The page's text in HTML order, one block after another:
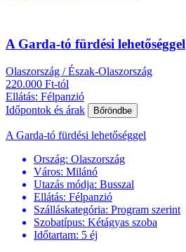
A Garda-tó fürdési lehetőséggel
Olaszország / Észak-Olaszország
220.000 Ft-tól
Ellátás: Félpanzió
Időpontok és árak
Bőröndbe
A Garda-tó fürdési lehetőséggel
Ország: Olaszország
Város: Milánó
Utazás módja: Busszal
Ellátás: Félpanzió
Szálláskategória: Program szerint
Szobatípus: Kétágyas szoba
Időtartam: 5 éj